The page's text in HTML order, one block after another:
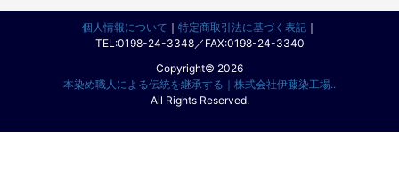
個人情報について ｜ 特定商取引法に基づく表記 ｜
TEL:0198-24-3348／FAX:0198-24-3340
Copyright© 2026
本染め職人による伝統を継承する｜株式会社伊藤染工場..
All Rights Reserved.